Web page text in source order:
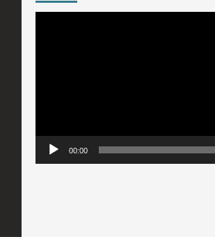
00:00